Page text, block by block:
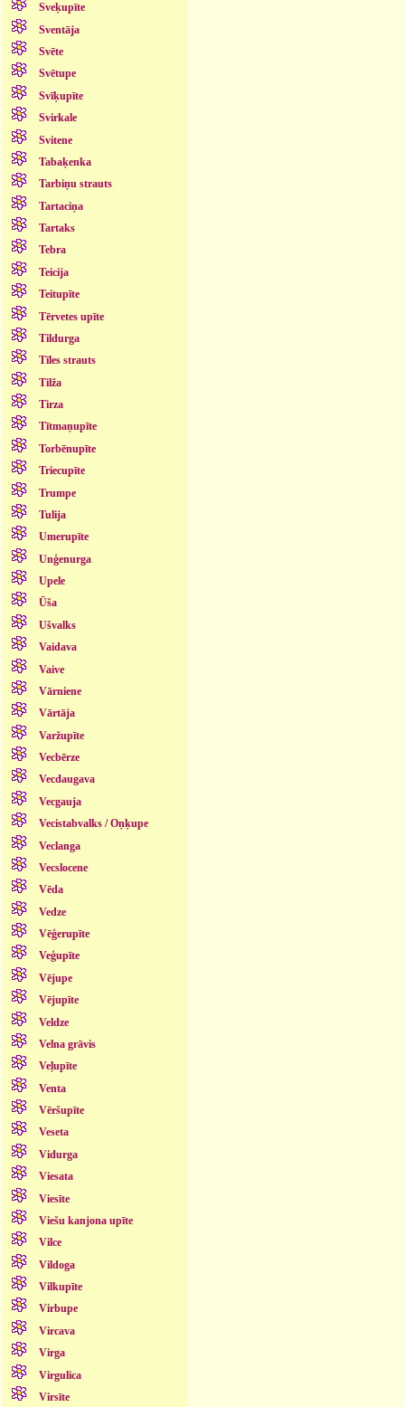
Sveķupīte
Sventāja
Svēte
Svētupe
Svīķupīte
Svirkale
Svitene
Tabaķenka
Tarbiņu strauts
Tartaciņa
Tartaks
Tebra
Teicija
Teitupīte
Tērvetes upīte
Tildurga
Tīles strauts
Tilža
Tirza
Tītmaņupīte
Torbēnupīte
Triecupīte
Trumpe
Tulija
Umerupīte
Unģenurga
Upele
Ūša
Ušvalks
Vaidava
Vaive
Vārniene
Vārtāja
Varžupīte
Vecbērze
Vecdaugava
Vecgauja
Vecistabvalks / Oņķupe
Veclanga
Vecslocene
Vēda
Vedze
Vēģerupīte
Veģupīte
Vējupe
Vējupīte
Veldze
Velna grāvis
Veļupīte
Venta
Vēršupīte
Veseta
Vidurga
Viesata
Viesīte
Viešu kanjona upīte
Vilce
Vildoga
Vilkupīte
Virbupe
Vircava
Virga
Virgulica
Virsīte